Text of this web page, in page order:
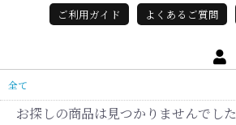
ご利用ガイド よくあるご質問
全て
お探しの商品は見つかりませんでした